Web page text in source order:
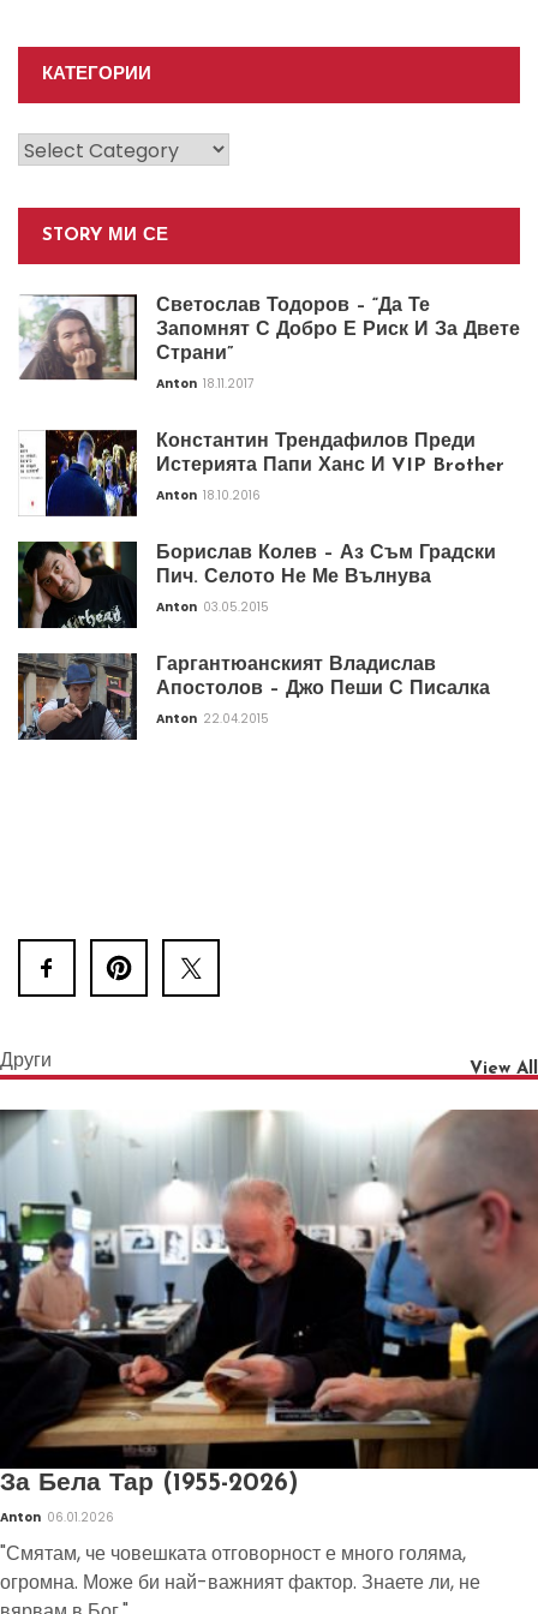
КАТЕГОРИИ
Категории
STORY МИ СЕ
Светослав Тодоров – “Да Те
Запомнят С Добро Е Риск И За Двете
Страни”
Anton 18.11.2017
Константин Трендафилов Преди
Истерията Папи Ханс И VIP Brother
Anton 18.10.2016
Борислав Колев – Аз Съм Градски
Пич. Селото Не Ме Вълнува
Anton 03.05.2015
Гаргантюанският Владислав
Апостолов – Джо Пеши С Писалка
Anton 22.04.2015
Други View All
За Бела Тар (1955-2026)
Anton 06.01.2026
"Смятам, че човешката отговорност е много голяма,
огромна. Може би най-важният фактор. Знаете ли, не